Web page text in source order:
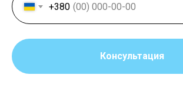
+380
Консультация